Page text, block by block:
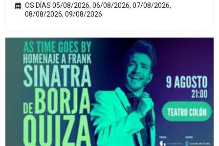
OS DÍAS 05/08/2026, 06/08/2026, 07/08/2026,
08/08/2026, 09/08/2026